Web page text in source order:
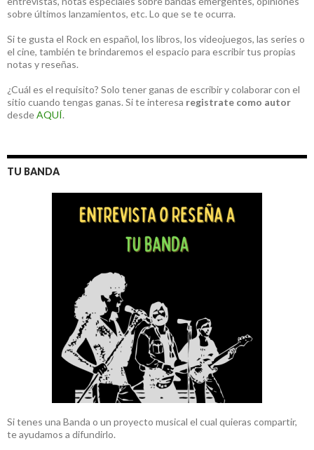
sobre últimos lanzamientos, etc. Lo que se te ocurra.
Si te gusta el Rock en español, los libros, los videojuegos, las series o
el cine, también te brindaremos el espacio para escribir tus propias
notas y reseñas.
¿Cuál es el requisito? Solo tener ganas de escribir y colaborar con el
sitio cuando tengas ganas. Si te interesa registrate como autor
desdeAQUÍ.
TU BANDA
Si tenes una Banda o un proyecto musical el cual quieras compartir,
te ayudamos a difundirlo.